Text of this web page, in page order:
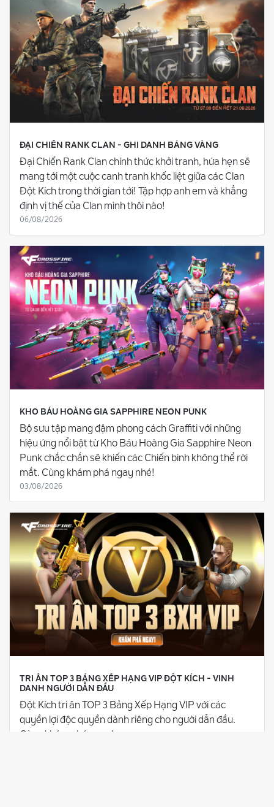
ĐẠI CHIẾN RANK CLAN - GHI DANH BẢNG VÀNG
Đại Chiến Rank Clan chính thức khởi tranh, hứa hẹn sẽ
mang tới một cuộc canh tranh khốc liệt giữa các Clan
Đột Kích trong thời gian tới! Tập hợp anh em và khẳng
định vị thế của Clan mình thôi nào!
06/08/2026
KHO BÁU HOÀNG GIA SAPPHIRE NEON PUNK
Bộ sưu tập mang đậm phong cách Graffiti với những
hiệu ứng nổi bật từ Kho Báu Hoàng Gia Sapphire Neon
Punk chắc chắn sẽ khiến các Chiến binh không thể rời
mắt. Cùng khám phá ngay nhé!
03/08/2026
TRI ÂN TOP 3 BẢNG XẾP HẠNG VIP ĐỘT KÍCH - VINH
DANH NGƯỜI DẪN ĐẦU
Đột Kích tri ân TOP 3 Bảng Xếp Hạng VIP với các
quyền lợi độc quyền dành riêng cho người dẫn đầu.
Cùng khám phá ngay!